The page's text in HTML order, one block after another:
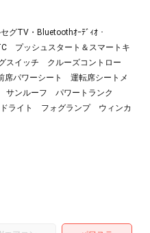
グTV・Bluetoothｵｰﾃﾞｨｵ・
プッシュスタート＆スマートキ
イッチ クルーズコントロー
パワーシート 運転席シートメ
サンルーフ パワートランク
ライト フォグランプ ウィンカ